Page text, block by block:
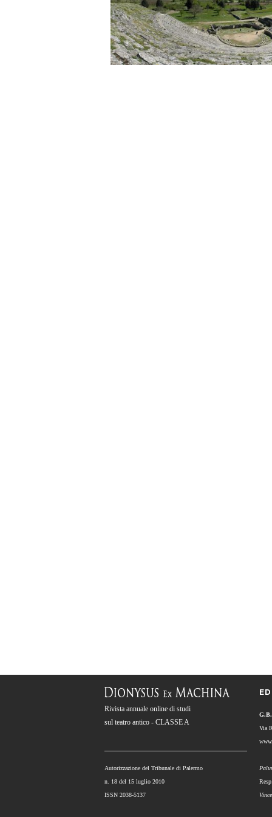
Rivista annuale online di studi
sul teatro antico - CLASSE A
Autorizzazione del Tribunale di Palermo
n. 18 del 15 luglio 2010
ISSN 2038-5137
Via